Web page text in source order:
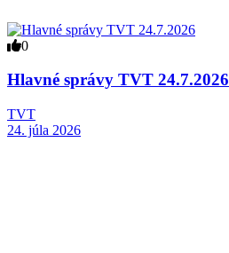
0
Hlavné správy TVT 24.7.2026
TVT
24. júla 2026